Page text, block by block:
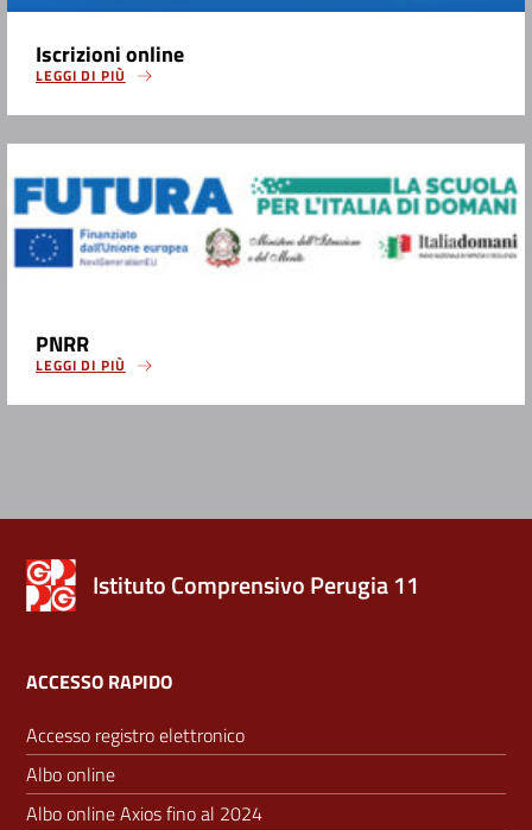
Iscrizioni online
LEGGI DI PIÙ
PNRR
LEGGI DI PIÙ
Istituto Comprensivo Perugia 11
ACCESSO RAPIDO
Accesso registro elettronico
Albo online
Albo online Axios fino al 2024